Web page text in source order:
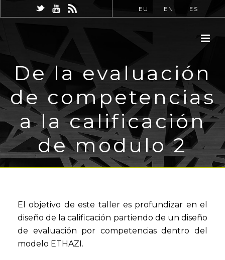
EU EN ES
De la evaluación
de competencias
a la calificación
de modulo 2
El objetivo de este taller es profundizar en el
diseño de la calificación partiendo de un diseño
de evaluación por competencias dentro del
modelo ETHAZI.